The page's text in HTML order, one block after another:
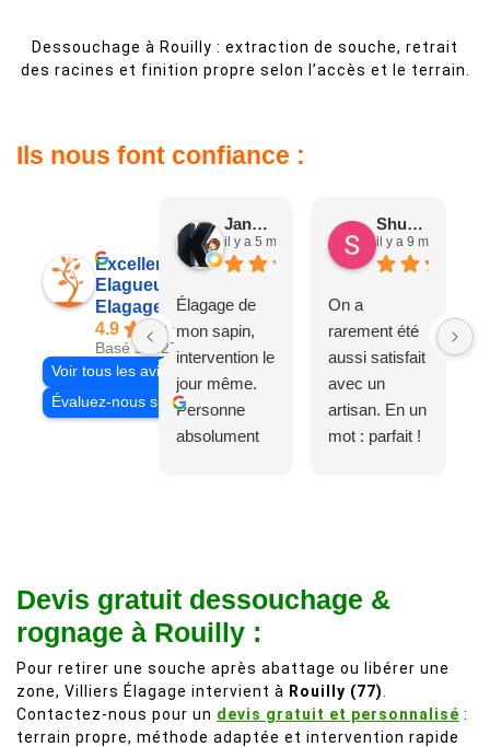
Dessouchage à Rouilly : extraction de souche, retrait
des racines et finition propre selon l’accès et le terrain.
Ils nous font confiance :
Excellent
Elagueur 77
Elagage Villiers
4.9
Basé sur 27 avis
Voir tous les avis
Évaluez-nous sur
Jane D.
il y a 5 mois
Élagage de
mon sapin,
intervention le
jour même.
Personne
absolument
comme on en
fait plus!
Shuang & Jean K.
il y a 9 mois
On a
rarement été
aussi satisfait
avec un
artisan. En un
mot : parfait !
débordait trop
chez les
plein de bois
mort. C'est
délicat parce
Devis gratuit dessouchage &
rognage à Rouilly :
Pour retirer une souche après abattage ou libérer une
zone, Villiers Élagage intervient à Rouilly (77)
Contactez-nous pour un devis gratuit et personnalisé :
terrain propre, méthode adaptée et intervention rapide